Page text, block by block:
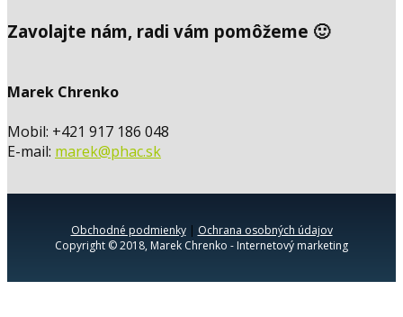
Zavolajte nám, radi vám pomôžeme 🙂
Marek Chrenko
Mobil: +421 917 186 048
E-mail: marek@phac.sk
Obchodné podmienky | Ochrana osobných údajov
Copyright © 2018, Marek Chrenko - Internetový marketing